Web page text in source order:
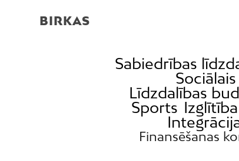
BIRKAS
Sabiedrības
Līdzdalības
Sports Izglītība
Finansēšanas